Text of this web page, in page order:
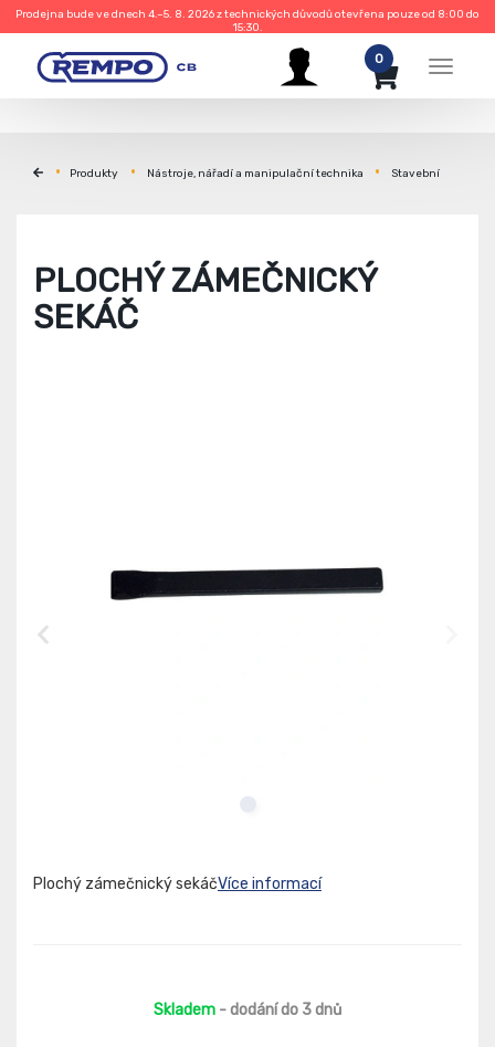
Prodejna bude ve dnech 4.–5. 8. 2026 z technických důvodů otevřena pouze od 8:00 do
15:30.
Menu
0
Produkty Nástroje, nářadí a manipulační technika Stavební
PLOCHÝ ZÁMEČNICKÝ
SEKÁČ
Plochý zámečnický sekáčVíce informací
Skladem - dodání do 3 dnů